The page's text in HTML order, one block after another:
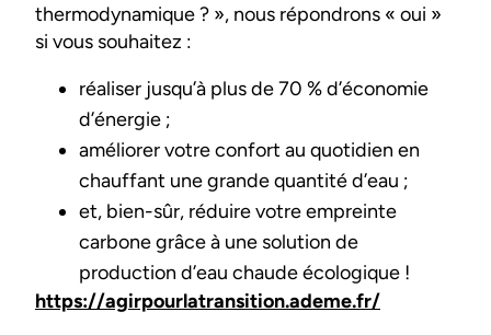
thermodynamique ? », nous répondrons « oui »
si vous souhaitez :
réaliser jusqu’à plus de 70 % d’économie
d’énergie ;
améliorer votre confort au quotidien en
chauffant une grande quantité d’eau ;
et, bien-sûr, réduire votre empreinte
carbone grâce à une solution de
production d’eau chaude écologique !
https://agirpourlatransition.ademe.fr/